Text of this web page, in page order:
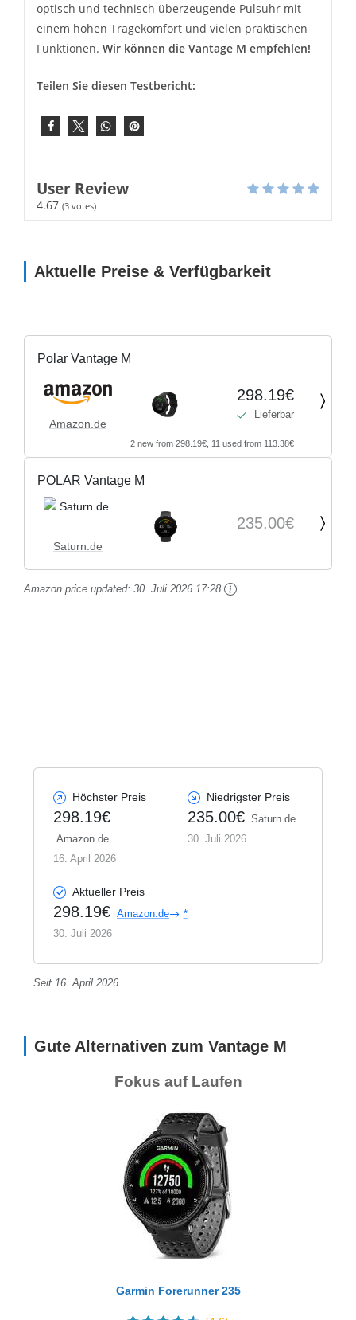
optisch und technisch überzeugende Pulsuhr mit
einem hohen Tragekomfort und vielen praktischen
Funktionen. Wir können die Vantage M empfehlen!
Teilen Sie diesen Testbericht:
User Review
4.67 (3 votes)
Aktuelle Preise & Verfügbarkeit
Amazon.de
Polar Vantage M
298.19€
Lieferbar
2 new from 298.19€, 11 used from 113.38€
Saturn.de
POLAR Vantage M
235.00€
Amazon price updated: 30. Juli 2026 17:28
Höchster Preis
298.19€
Amazon.de
16. April 2026
Niedrigster Preis
235.00€ Saturn.de
30. Juli 2026
Aktueller Preis
298.19€ Amazon.de
30. Juli 2026
Seit 16. April 2026
Gute Alternativen zum Vantage M
Fokus auf Laufen
Garmin Forerunner 235